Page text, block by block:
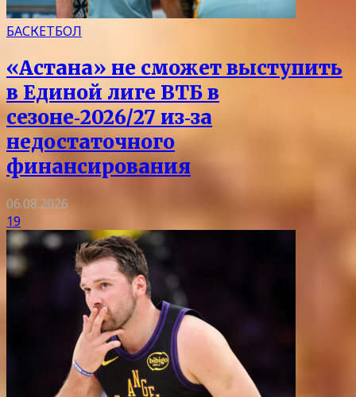
БАСКЕТБОЛ
«Астана» не сможет выступить
в Единой лиге ВТБ в
сезоне‑2026/27 из‑за
недостаточного
финансирования
06.08.2026
19